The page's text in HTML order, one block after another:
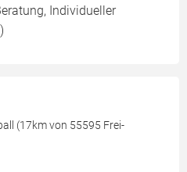
Individueller
(17km von 55595 Frei-